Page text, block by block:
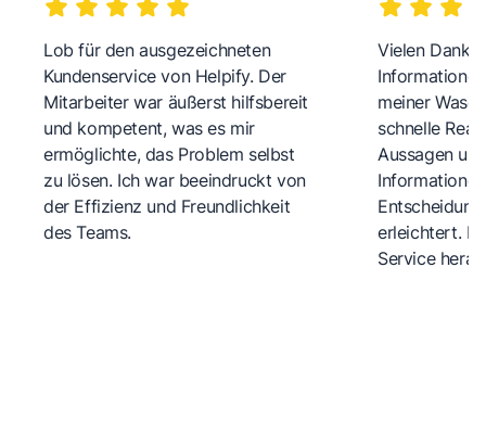
Lob für den ausgezeichneten
Kundenservice von Helpify. Der
Mitarbeiter war äußerst hilfsbereit
und kompetent, was es mir
ermöglichte, das Problem selbst
zu lösen. Ich war beeindruckt von
der Effizienz und Freundlichkeit
des Teams.
Vielen Dank
meiner
schnelle
Aussagen
erleichtert.
Service